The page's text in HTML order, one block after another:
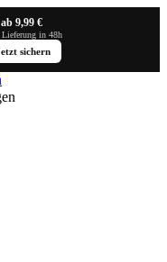
9,99 €
in 48h
sichern